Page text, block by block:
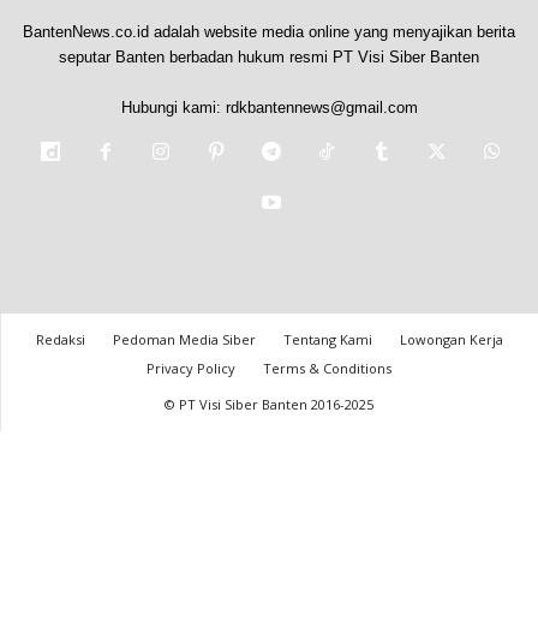
BantenNews.co.id adalah website media online yang menyajikan berita
seputar Banten berbadan hukum resmi PT Visi Siber Banten
Hubungi kami: rdkbantennews@gmail.com
Redaksi Pedoman Media Siber Tentang Kami
Lowongan Kerja
Privacy Policy
Terms & Conditions
© PT Visi Siber Banten 2016-2025